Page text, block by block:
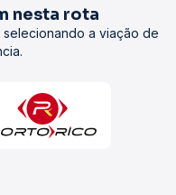
nesta rota
a viação de